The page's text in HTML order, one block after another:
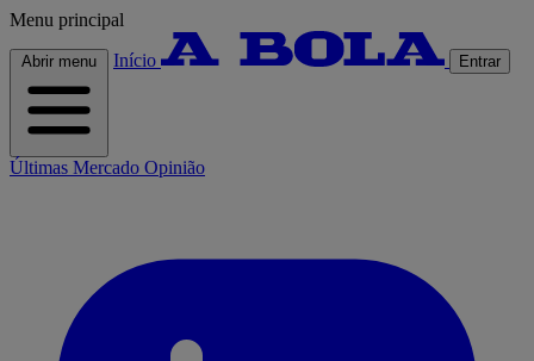
Menu principal
Abrir menu Início Entrar
Últimas Mercado Opinião